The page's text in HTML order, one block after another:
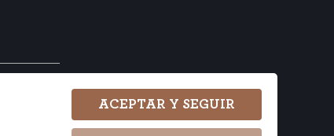
ACEPTAR Y SEGUIR